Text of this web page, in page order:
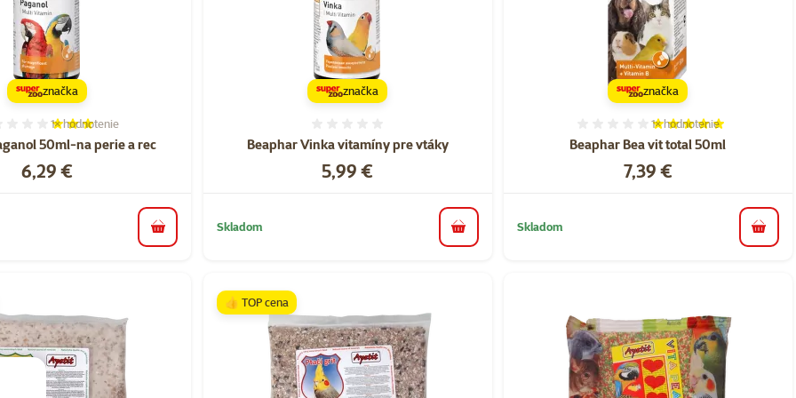
50ml-na perie a rec
Hodnotenie 60%, počet hodnotení: 1
1×hodnotenie
Cena
6,29 €
značka
do košíka
Beaphar Vinka vitamíny pre vtáky
Cena
5,99 €
značka
Skladom do košíka
Beaphar Bea vit total 50ml
Hodnotenie 100%, počet
1×hodnotenie
Cena
7,39 €
značka
Skladom do
👍 TOP cena